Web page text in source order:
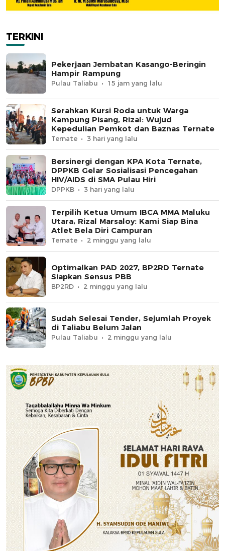
TERKINI
Pekerjaan Jembatan Kasango-Beringin
Hampir Rampung
Pulau Taliabu 15 jam yang lalu
Serahkan Kursi Roda untuk Warga
Kampung Pisang, Rizal: Wujud
Kepedulian Pemkot dan Baznas Ternate
Ternate 3 hari yang lalu
Bersinergi dengan KPA Kota Ternate,
DPPKB Gelar Sosialisasi Pencegahan
HIV/AIDS di SMA Pulau Hiri
DPPKB 3 hari yang lalu
Terpilih Ketua Umum IBCA MMA Maluku
Utara, Rizal Marsaloy: Kami Siap Bina
Atlet Bela Diri Campuran
Ternate 2 minggu yang lalu
Optimalkan PAD 2027, BP2RD Ternate
Siapkan Sensus PBB
BP2RD 2 minggu yang lalu
Sudah Selesai Tender, Sejumlah Proyek
di Taliabu Belum Jalan
Pulau Taliabu 2 minggu yang lalu